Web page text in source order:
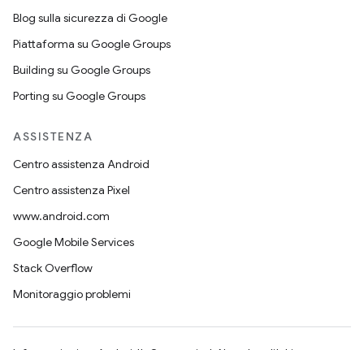
Blog sulla sicurezza di Google
Piattaforma su Google Groups
Building su Google Groups
Porting su Google Groups
ASSISTENZA
Centro assistenza Android
Centro assistenza Pixel
www.android.com
Google Mobile Services
Stack Overflow
Monitoraggio problemi